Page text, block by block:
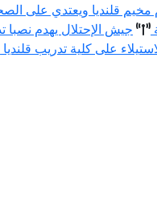
مخيم قلنديا ويعتدي على
جيش الإحتلال يهدم
على كلية تدريب قلنديا